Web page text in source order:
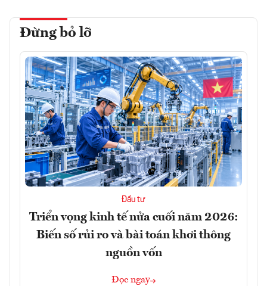
Đừng bỏ lỡ
Đầu tư
Triển vọng kinh tế nửa cuối năm 2026:
Biến số rủi ro và bài toán khơi thông
nguồn vốn
Đọc ngay